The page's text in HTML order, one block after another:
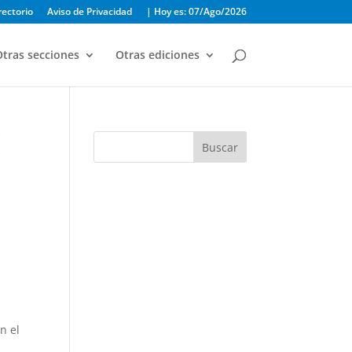
Aviso de Privacidad | Hoy es: 07/Ago/2026
secciones Otras ediciones
el
Buscar